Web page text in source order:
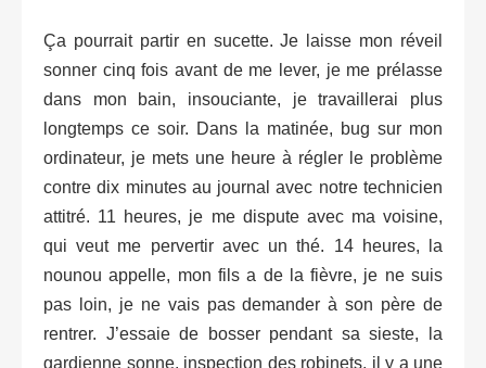
Ça pourrait partir en sucette. Je laisse mon réveil
sonner cinq fois avant de me lever, je me prélasse
dans mon bain, insouciante, je travaillerai plus
longtemps ce soir. Dans la matinée, bug sur mon
ordinateur, je mets une heure à régler le problème
contre dix minutes au journal avec notre technicien
attitré. 11 heures, je me dispute avec ma voisine,
qui veut me pervertir avec un thé. 14 heures, la
nounou appelle, mon fils a de la fièvre, je ne suis
pas loin, je ne vais pas demander à son père de
rentrer. J’essaie de bosser pendant sa sieste, la
gardienne sonne, inspection des robinets, il y a une